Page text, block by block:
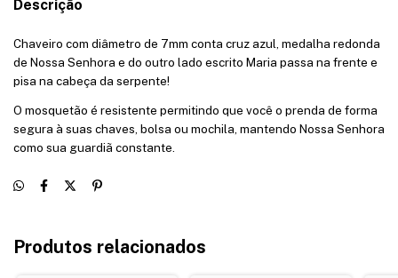
Descrição
Chaveiro com diâmetro de 7mm conta cruz azul, medalha redonda
de Nossa Senhora e do outro lado escrito Maria passa na frente e
pisa na cabeça da serpente!
O mosquetão é resistente permitindo que você o prenda de forma
segura à suas chaves, bolsa ou mochila, mantendo Nossa Senhora
como sua guardiã constante.
Produtos relacionados